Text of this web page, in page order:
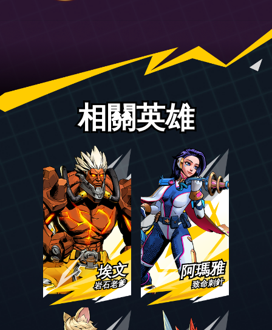
相關英雄
埃文
岩石老爹
阿瑪雅
致命刺針